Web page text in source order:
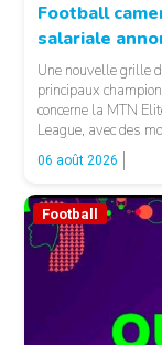
Football
salariale
Une nouvelle grille
principaux
concerne la MTN
League, avec des
fonctions. LA
relayées par Allez
06 août 2026
Football